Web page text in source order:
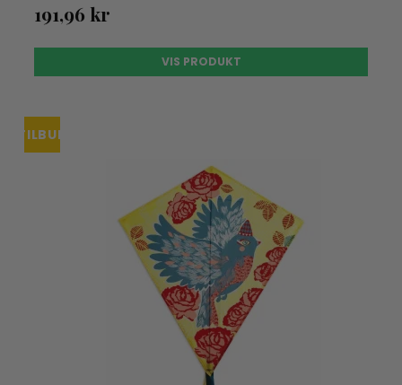
191,96 kr
VIS PRODUKT
TILBUD